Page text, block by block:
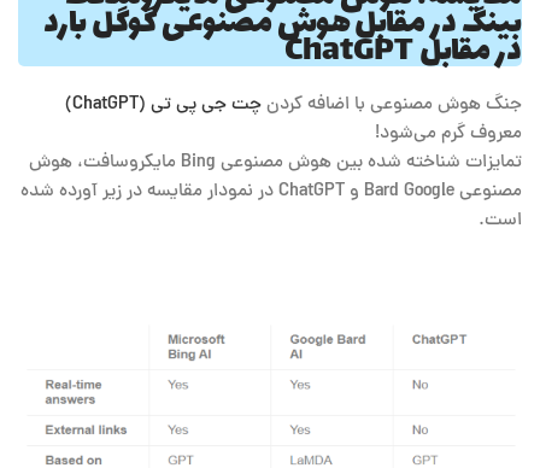
بینگ در مقابل هوش مصنوعی گوگل بارد
در مقابل ChatGPT
جنگ هوش مصنوعی با اضافه کردنچت جی پی تی (ChatGPT)
معروف گرم می‌شود!
تمایزات شناخته شده بین هوش مصنوعی Bing مایکروسافت، هوش
مصنوعی Bard Google و ChatGPT در نمودار مقایسه در زیر آورده شده
است.